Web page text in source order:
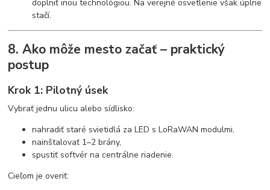
doplniť inou technológiou. Na verejné osvetlenie však úplne
stačí.
8. Ako môže mesto začať – praktický
postup
Krok 1: Pilotný úsek
Vybrať jednu ulicu alebo sídlisko:
nahradiť staré svietidlá za LED s LoRaWAN modulmi,
nainštalovať 1–2 brány,
spustiť softvér na centrálne riadenie.
Cieľom je overiť: